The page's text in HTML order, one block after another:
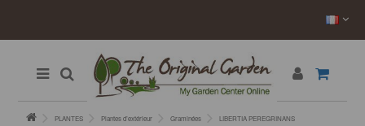
PLANTES Plantes d’extérieur Graminées LIBERTIA PEREGRINANS